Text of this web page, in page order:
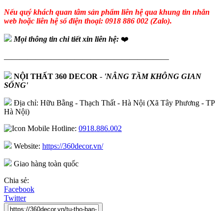
Nếu quý khách quan tâm sản phẩm liên hệ qua khung tin nhắn
web hoặc liên hệ số điện thoại: 0918 886 002 (Zalo).
Mọi thông tin chi tiết xin liên hệ: ❤️
—————————————————————
NỘI THẤT 360 DECOR - 'NÂNG TẦM KHÔNG GIAN
SỐNG'
Địa chỉ: Hữu Bằng - Thạch Thất - Hà Nội (Xã Tây Phương - TP
Hà Nội)
Hotline: 0918.886.002
Website: https://360decor.vn/
Giao hàng toàn quốc
Chia sẻ:
Facebook
Twitter